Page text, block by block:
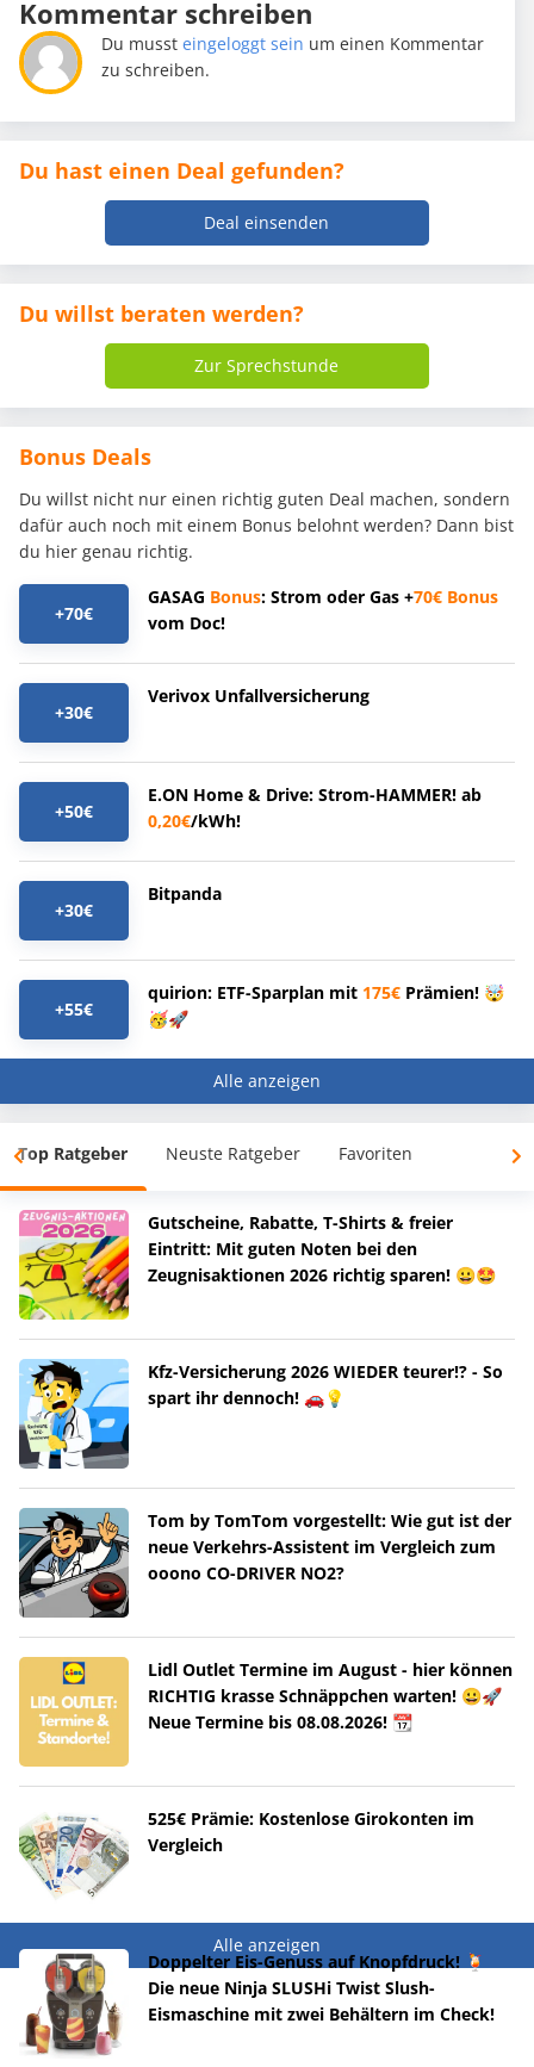
Kommentar schreiben
Du mussteingeloggt sein um einen Kommentar
zu schreiben.
Du hast einen Deal gefunden?
Deal einsenden
Du willst beraten werden?
Zur Sprechstunde
Bonus Deals
Du willst nicht nur einen richtig guten Deal machen, sondern
dafür auch noch mit einem Bonus belohnt werden? Dann bist
du hier genau richtig.
+70€
GASAG Bonus: Strom oder Gas +70€ Bonus
vom Doc!
+30€
Verivox Unfallversicherung
+50€
E.ON Home & Drive: Strom-HAMMER! ab
0,20€/kWh!
+30€
Bitpanda
+55€
quirion: ETF-Sparplan mit 175€ Prämien! 🤯
🥳🚀
Alle anzeigen
Top Ratgeber Neuste Ratgeber Favoriten
Gutscheine, Rabatte, T-Shirts & freier
Eintritt: Mit guten Noten bei den
Zeugnisaktionen 2026 richtig sparen! 😀🤩
Kfz-Versicherung 2026 WIEDER teurer!? - So
spart ihr dennoch! 🚗💡
Tom by TomTom vorgestellt: Wie gut ist der
neue Verkehrs-Assistent im Vergleich zum
ooono CO-DRIVER NO2?
Lidl Outlet Termine im August - hier können
RICHTIG krasse Schnäppchen warten! 😀🚀
Neue Termine bis 08.08.2026! 📆
525€ Prämie: Kostenlose Girokonten im
Vergleich
Alle anzeigen
Doppelter Eis-Genuss auf Knopfdruck! 🍹
Die neue Ninja SLUSHi Twist Slush-
Eismaschine mit zwei Behältern im Check!